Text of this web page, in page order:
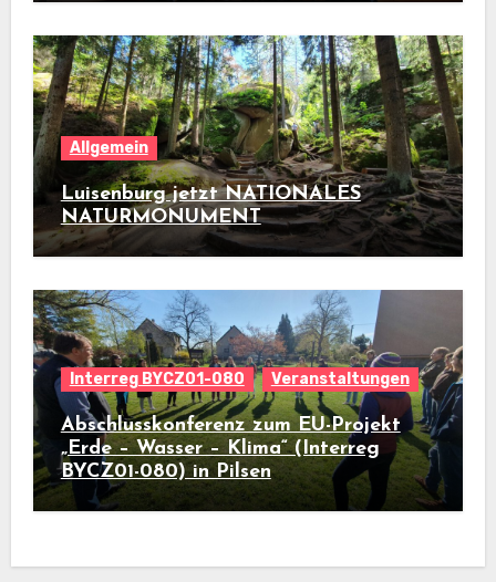
Allgemein
Luisenburg jetzt NATIONALES
NATURMONUMENT
Interreg BYCZ01-080 Veranstaltungen
Abschlusskonferenz zum EU-Projekt
„Erde – Wasser – Klima“ (Interreg
BYCZ01-080) in Pilsen